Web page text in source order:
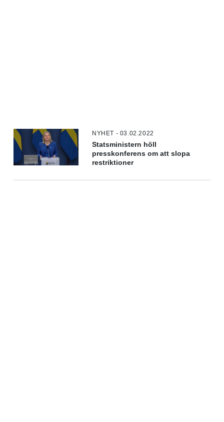
NYHET - 03.02.2022
Statsministern höll
presskonferens om att slopa
restriktioner